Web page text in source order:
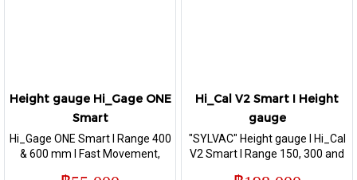
Height gauge Hi_Gage ONE
Smart
Hi_Gage ONE Smart I Range 400
& 600 mm I Fast Movement,
Hi_Cal V2 Smart I Height
gauge
"SYLVAC" Height gauge I Hi_Cal
V2 Smart I Range 150, 300 and